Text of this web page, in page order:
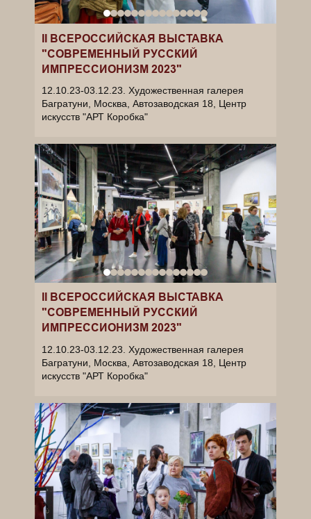
II ВСЕРОССИЙСКАЯ ВЫСТАВКА
"СОВРЕМЕННЫЙ РУССКИЙ
ИМПРЕССИОНИЗМ 2023"
12.10.23-03.12.23. Художественная галерея
Багратуни, Москва, Автозаводская 18, Центр
искусств "АРТ Коробка"
II ВСЕРОССИЙСКАЯ ВЫСТАВКА
"СОВРЕМЕННЫЙ РУССКИЙ
ИМПРЕССИОНИЗМ 2023"
12.10.23-03.12.23. Художественная галерея
Багратуни, Москва, Автозаводская 18, Центр
искусств "АРТ Коробка"